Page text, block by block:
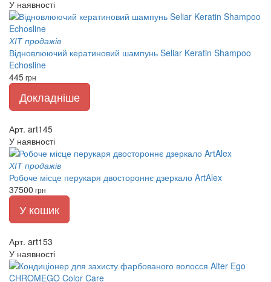
У наявності
ХІТ продажів
Відновлюючий кератиновий шампунь Seliar Keratin Shampoo
Echosline
445грн
Докладніше
Арт. art145
У наявності
ХІТ продажів
Робоче місце перукаря двостороннє дзеркало ArtAlex
37500 грн
У кошик
Арт. art153
У наявності